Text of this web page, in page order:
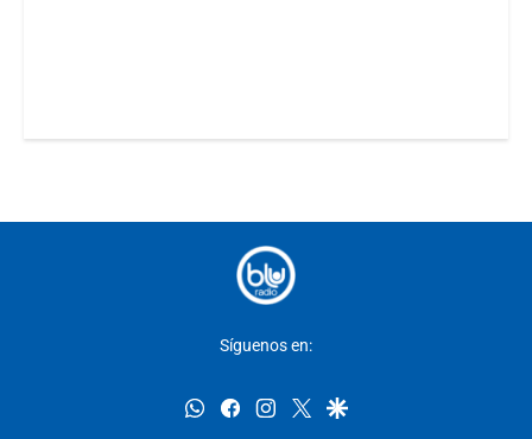
Síguenos en:
whatsappfacebookinstagram
twittergoogle